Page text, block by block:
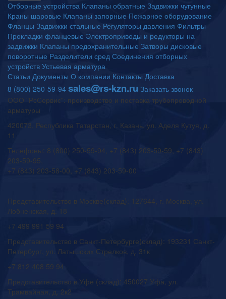
Отборные устройства Клапаны обратные Задвижки чугунные
Краны шаровые Клапаны запорные Пожарное оборудование
Фланцы Задвижки стальные Регуляторы давления Фильтры
Прокладки фланцевые Электроприводы и редукторы на
задвижки Клапаны предохранительные Затворы дисковые
поворотные Разделители сред Соединения отборных
устройств Устьевая арматура
Статьи Документы О компании Контакты Доставка
8 (800) 250-59-94 sales@rs-kzn.ru Заказать звонок
ООО "РсСервис": производство и поставка трубопроводной
арматуры
420073, Республика Татарстан, г. Казань, ул. Аделя Кутуя, д.
11
Телефоны: 8 (800) 250-59-94, +7 (843) 203-59-59, +7 (843)
203-59-95,
+7 (843) 203-58-00, +7 (843) 203-59-00
Представительство в Москве(склад): 127644, г. Москва, ул.
Лобненская, д. 18
+7 499 991 59 94
Представительство в Санкт-Петербурге(склад): 193231 Санкт-
Петербург, ул. Латышских Стрелков, д. 31к
+7 812 408 59 94
Представительство в Уфе (склад): 450027 Уфа, ул.
Трамвайная, д. 2к2